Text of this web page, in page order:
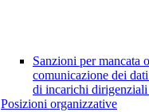
Sanzioni per mancata
comunicazione dei
di incarichi dirigenziali
Posizioni organizzative